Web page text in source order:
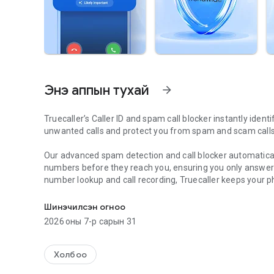
Энэ аппын тухай arrow_forward
Truecaller’s Caller ID and spam call blocker instantly
unwanted calls and protect you from spam and scam calls.
Our advanced spam detection and call blocker
numbers before they reach you, ensuring you only
number lookup and call recording, Truecaller keeps your
AI Call Scanner
- Detects human vs. AI-synthesized voices
- Protects you from voice scams and fraud
- Records a voice sample and analyzes it in real time
- Tells you if you're speaking to a real person or a bot
Шинэчилсэн огноо
2026 оны 7-р сарын 31
Холбоо